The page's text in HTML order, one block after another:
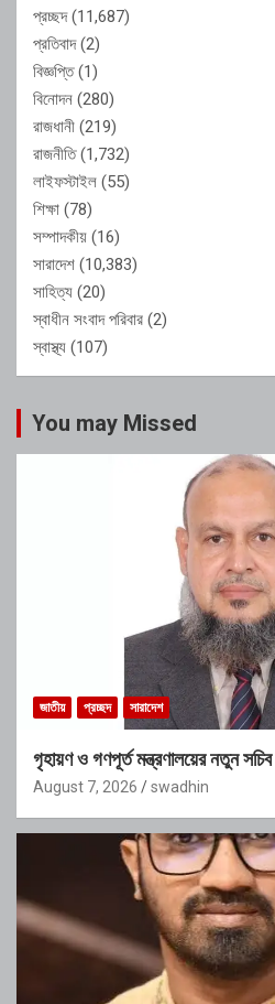
প্রচ্ছদ(11,687)
প্রতিবাদ(2)
বিজ্ঞপ্তি(1)
বিনোদন (280)
রাজধানী (219)
রাজনীতি(1,732)
লাইফস্টাইল (55)
শিক্ষা (78)
সম্পাদকীয় (16)
সারাদেশ (10,383)
সাহিত্য (20)
স্বাধীন সংবাদ পরিবার (2)
স্বাস্থ্য (107)
You may Missed
জাতীয় প্রচ্ছদ সারাদেশ
গৃহায়ণ ও গণপূর্ত মন্ত্রণালয়ের নতুন
August 7, 2026 swadhin